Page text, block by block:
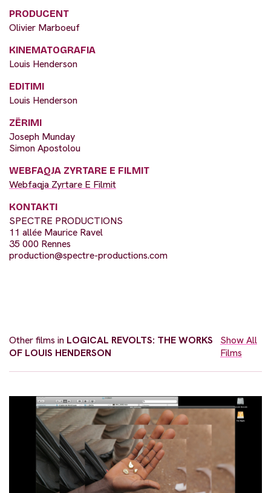
PRODUCENT
Olivier Marboeuf
KINEMATOGRAFIA
Louis Henderson
EDITIMI
Louis Henderson
ZËRIMI
Joseph Munday
Simon Apostolou
WEBFAQJA ZYRTARE E FILMIT
Webfaqja Zyrtare E Filmit
KONTAKTI
SPECTRE PRODUCTIONS
11 allée Maurice Ravel
35 000 Rennes
production@spectre-productions.com
Other films in LOGICAL REVOLTS: THE WORKS
OF LOUIS HENDERSON
Show All
Films